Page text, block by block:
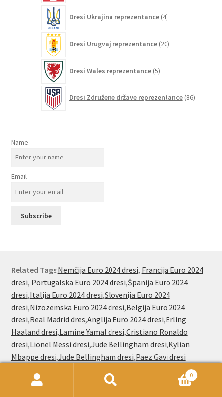
Dresi Ukrajina reprezentance 4izdelki
Dresi Urugvaj reprezentance 20izdelkov
Dresi Wales reprezentance 5izdelkov
Dresi Združene države reprezentance 86izdelkov
Name
Email
Related Tags:Nemčija Euro 2024 dresi, Francija Euro 2024
dresi, Portugalska Euro 2024 dresi,Španija Euro 2024
dresi,Italija Euro 2024 dresi,Slovenija Euro 2024
dresi,Nizozemska Euro 2024 dresi,Belgija Euro 2024
dresi,Real Madrid dres,Anglija Euro 2024 dresi,Erling
Haaland dresi,Lamine Yamal dresi,Cristiano Ronaldo
dresi,Lionel Messi dresi,Jude Bellingham dresi,Kylian
Mbappe dresi,Jude Bellingham dresi,Paez Gavi dresi
0